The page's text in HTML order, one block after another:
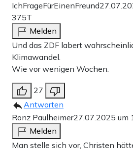
IchFrageFürEinenFreund
375T
Melden
Und das ZDF labert
Klimawandel.
Wie vor wenigen Wochen.
27
Antworten
Ronz Paulheimer27.07.2025 um
Melden
Man stelle sich vor, Christen